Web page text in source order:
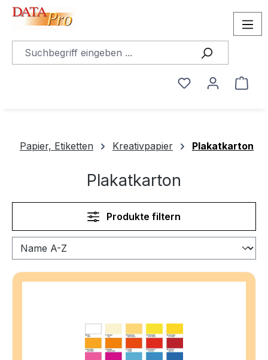
springen
Du hast 0
Papier, Etiketten Kreativpapier Plakatkarton
Plakatkarton
Produkte filtern